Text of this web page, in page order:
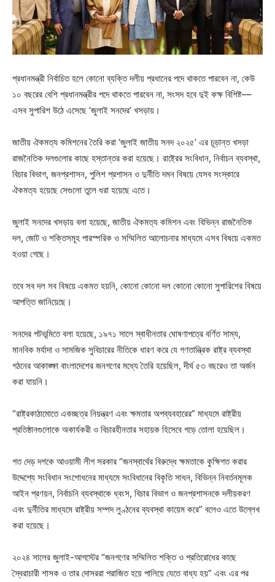
প্রধানমন্ত্রী নির্বাচিত হলে কোনো ব্যক্তি দলীয় প্রধানের পদে থাকতে পারবেন না, কেউ
১০ বছরের বেশি প্রধানমন্ত্রীর পদে থাকতে পারবেন না, সংসদ হবে দুই কক্ষ বিশিষ্ট––
এসব সুপারিশ উঠে এসেছে ‘জুলাই সনদের’ খসড়ায়।
জাতীয় ঐকমত্য কমিশনের তৈরি করা ‘জুলাই জাতীয় সনদ ২০২৫’ এর চূড়ান্ত খসড়া
রাজনৈতিক দলগুলোর কাছে হস্তান্তর করা হয়েছে। রাষ্ট্রের সংবিধান, নির্বাচন ব্যবস্থা,
বিচার বিভাগ, জনপ্রশাসন, পুলিশ প্রশাসন ও দুর্নীতি দমন বিষয়ে যেসব সংস্কারে
ঐকমত্য হয়েছে সেগুলো তুলে ধরা হয়েছে এতে।
জুলাই সনদের খসড়ায় বলা হয়েছে, জাতীয় ঐকমত্য কমিশন এবং বিভিন্ন রাজনৈতিক
দল, জোট ও শক্তিসমূহ পারস্পরিক ও সম্মিলিত আলোচনার মাধ্যমে এসব বিষয়ে একমত
হওয়া গেছে।
তবে সব দল সব বিষয়ে একমত হয়নি, কোনো কোনো দল কোনো কোনো সুপারিশের বিষয়ে
আপত্তি জানিয়েছে।
সনদের পটভূমিতে বলা হয়েছে, ১৯৭১ সালে স্বাধীনতার ঘোষণাপত্রে বর্ণিত সাম্য,
মানবিক মর্যাদা ও সামজিক সুবিচারের নীতিকে ধারণ করে যে গণতান্ত্রিক রাষ্ট্র ব্যবস্থা
গঠনের আকাঙ্ক্ষা বাংলাদেশের জনগণের মধ্যে তৈরি হয়েছিল, দীর্ঘ ৫৩ বছরেও তা অর্জন
করা যায়নি।
“রাষ্ট্রকাঠামোতে একচ্ছত্র নিয়ন্ত্রণ এবং ক্ষমতার অপব্যবহারের” মাধ্যমে রাষ্ট্রীয়
প্রতিষ্ঠানগুলোকে অকার্যকরী ও বিচারহীনতার সহায়ক হিসেবে গড়ে তোলা হয়েছিল।
গত দেড় দশকে আওয়ামী লীগ সরকার “জনস্বার্থের বিরুদ্ধে ক্ষমতাকে কুক্ষিগত করার
উদ্দেশ্যে সংবিধান সংশোধনের মাধ্যমে সংবিধানের বিকৃতি সাধন, বিভিন্ন নিবর্তনমূলক
আইন প্রণয়ন, নির্বাচনি ব্যবস্থাকে ধ্বংস, বিচার বিভাগ ও জনপ্রশাসনকে দলীয়করণ
এবং দুর্নীতির মাধ্যমে রাষ্ট্রীয় সম্পদ লুণ্ঠনের ব্যবস্থা কায়েম করে” বলেও এতে উল্লেখ
করা হয়েছে।
২০২৪ সালের জুলাই-আগস্টের “জনগণের সম্মিলিত শক্তি ও প্রতিরোধের কাছে
স্বৈরাচারী শাসক ও তার দোসররা পরাজিত হয়ে পালিয়ে যেতে বাধ্য হয়” এবং এর পর